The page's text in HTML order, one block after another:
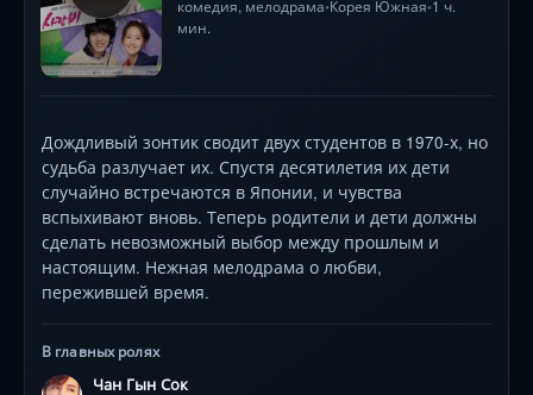
комедия, мелодрама•Корея Южная•1 ч.
мин.
Дождливый зонтик сводит двух студентов в 1970-х, но
судьба разлучает их. Спустя десятилетия их дети
случайно встречаются в Японии, и чувства
вспыхивают вновь. Теперь родители и дети должны
сделать невозможный выбор между прошлым и
настоящим. Нежная мелодрама о любви,
пережившей время.
В главных ролях
Чан Гын Сок